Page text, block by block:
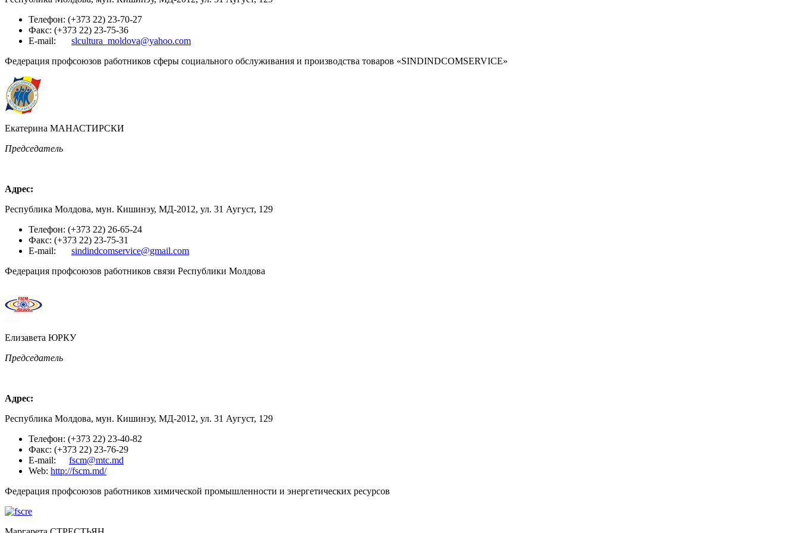
Телефон: (+373 22) 23-70-27
Факс: (+373 22) 23-75-36
E-mail:
slcultura_moldova@yahoo.com
Федерация профсоюзов работников сферы социального обслуживания и производства товаров «SINDINDCOMSERVICE»
Екатерина МАНАСТИРСКИ
Председатель
Адрес:
Республика Молдова, мун. Кишинэу, МД-2012, ул. 31 Аугуст, 129
Телефон: (+373 22) 26-65-24
Факс: (+373 22) 23-75-31
E-mail:
sindindcomservice@gmail.com
Федерация профсоюзов работников связи Республики Молдова
Елизавета ЮРКУ
Председатель
Адрес:
Республика Молдова, мун. Кишинэу, МД-2012, ул. 31 Аугуст, 129
Телефон: (+373 22) 23-40-82
Факс: (+373 22) 23-76-29
E-mail:
fscm@mtc.md
Web: http://fscm.md/
Федерация профсоюзов работников химической промышленности и энергетических ресурсов